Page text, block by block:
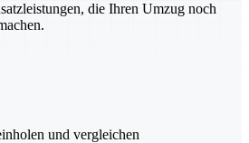
die Ihren Umzug noch
und vergleichen